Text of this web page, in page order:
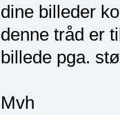
dine billeder
denne tråd er
billede pga.
Mvh